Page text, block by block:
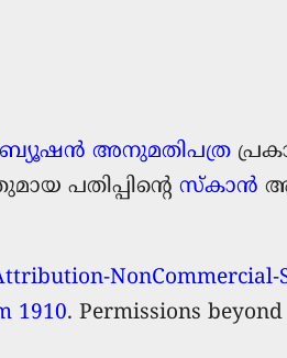
അനുമതിപത്ര
പതിപ്പിന്റെ സ്കാന്‍
1910. Permissions